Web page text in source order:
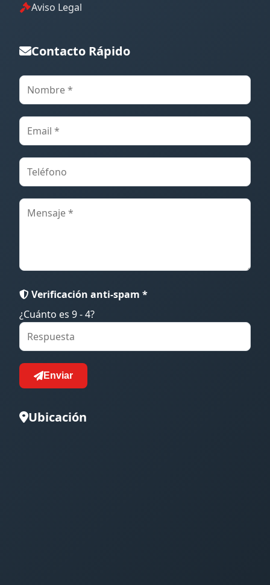
Aviso Legal
Contacto Rápido
Verificación anti-spam *
¿Cuánto es 9 - 4?
Enviar
Ubicación